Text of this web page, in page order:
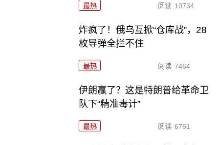
最热 阅读 10734
炸疯了！俄乌互掀“仓库战”，28
枚导弹全拦不住
最热 阅读 7464
伊朗赢了？这是特朗普给革命卫
队下“精准毒计”
最热 阅读 6761